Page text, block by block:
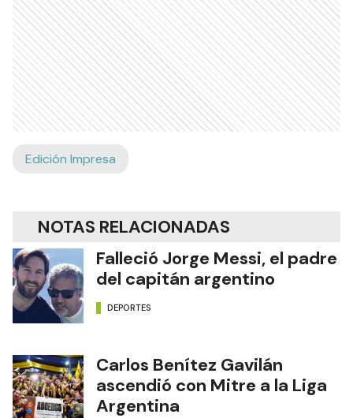
Edición Impresa
NOTAS RELACIONADAS
Falleció Jorge Messi, el padre
del capitán argentino
DEPORTES
Carlos Benítez Gavilán
ascendió con Mitre a la Liga
Argentina